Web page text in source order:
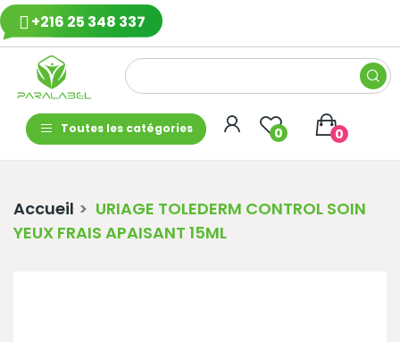
+216 25 348 337
Toutes les catégories 0 0
Accueil
URIAGE TOLEDERM CONTROL SOIN
YEUX FRAIS APAISANT 15ML